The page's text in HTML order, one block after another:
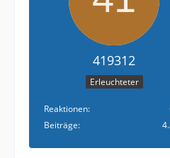
419312
Erleuchteter
Reaktionen
Beiträge